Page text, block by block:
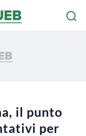
il punto
per